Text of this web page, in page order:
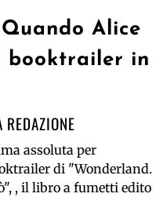
Alice
booktrailer in
REDAZIONE
assoluta per
di "Wonderland.
, il libro a fumetti edito